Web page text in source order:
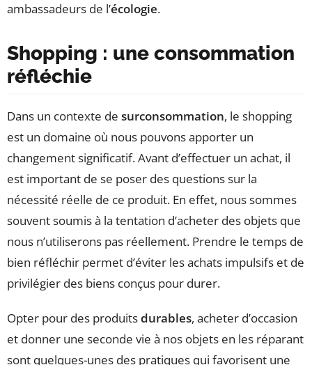
ambassadeurs de l’écologie.
Shopping : une consommation
réfléchie
Dans un contexte de surconsommation, le shopping
est un domaine où nous pouvons apporter un
changement significatif. Avant d’effectuer un achat, il
est important de se poser des questions sur la
nécessité réelle de ce produit. En effet, nous sommes
souvent soumis à la tentation d’acheter des objets que
nous n’utiliserons pas réellement. Prendre le temps de
bien réfléchir permet d’éviter les achats impulsifs et de
privilégier des biens conçus pour durer.
Opter pour des produitsdurables, acheter d’occasion
et donner une seconde vie à nos objets en les réparant
sont quelques-unes des pratiques qui favorisent une